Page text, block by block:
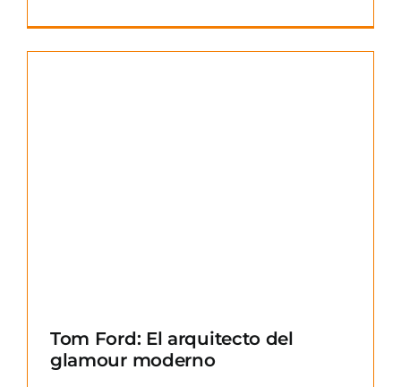
Tom Ford: El arquitecto del
glamour moderno